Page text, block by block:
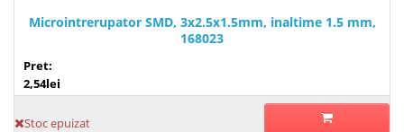
Microintrerupator SMD, 3x2.5x1.5mm, inaltime 1.5 mm,
168023
Pret:
2,54lei
Stoc epuizat